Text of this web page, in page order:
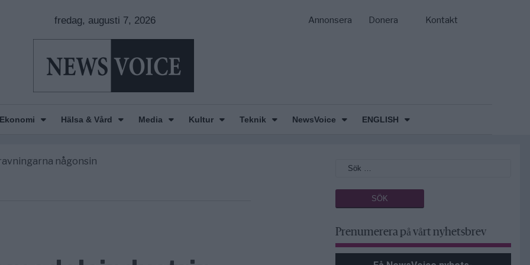
fredag, augusti 7, 2026 Annonsera Donera Kontakt
Ekonomi Hälsa & Vård Media Kultur Teknik NewsVoice ENGLISH
om amerikansk påverkan
någonsin
Prenumerera på vårt nyhetsbrev